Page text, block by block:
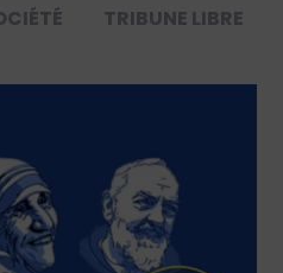
TRIBUNE LIBRE